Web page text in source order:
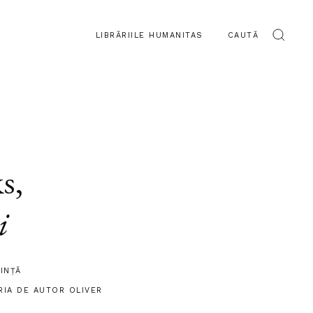
LIBRĂRIILE HUMANITAS CAUTĂ
,
DE AUTOR OLIVER